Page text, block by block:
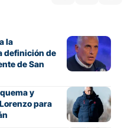
la
definición de
de San
y
para